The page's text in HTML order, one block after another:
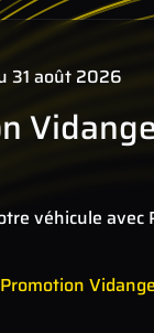
31 août 2026
véhicule avec
Promotion